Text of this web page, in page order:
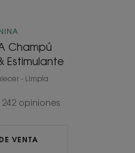
Champú
Estimulante
- Limpia
opiniones
VENTA